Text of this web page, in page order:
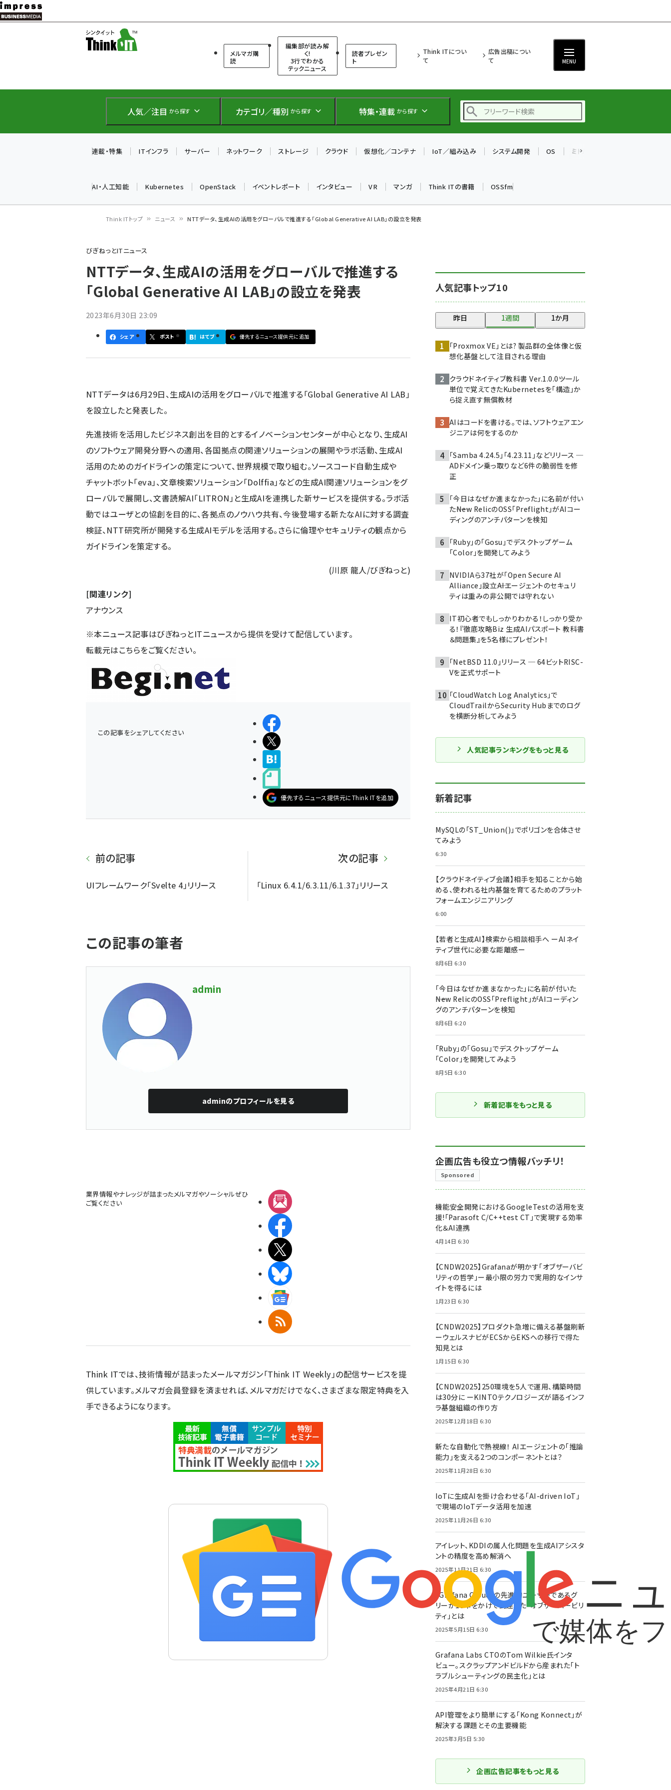
メ
イ
テ
に
メルマガ購
読
編集部が読み解
く!
3行でわかる
テックニュース
読者プレゼン
ト
Think ITについ
て
広告出稿につい
て
MENU
人気／注目 から探す カテゴリ／種別 から探す 特集・連載 から探す
仲間と築いた勝利の絆～
drupal (1947)
genai (1477)
abc123 (1352)
連載・特集 ITインフラ サーバー ネットワーク ストレージ クラウド 仮想化／コンテナ IoT／組み込み システム開発 OS ミドルウェア
AI・人工知能 Kubernetes OpenStack イベントレポート インタビュー VR マンガ Think ITの書籍 OSSfm
ン
く
ず
Think ITトップ ニュース NTTデータ、生成AIの活用をグローバルで推進する「Global Generative AI LAB」の設立を発表
びぎねっとITニュース
NTTデータ、生成AIの活用をグローバルで推進する
「Global Generative AI LAB」の設立を発表
2023年6月30日 23:09
シェア ポスト はてブ 優先するニュース提供元に追加
NTTデータは6月29日、生成AIの活用をグローバルで推進する「Global Generative AI LAB」
を設立したと発表した。
先進技術を活用したビジネス創出を目的とするイノベーションセンターが中心となり、生成AI
のソフトウェア開発分野への適用、各国拠点の関連ソリューションの展開やラボ活動、生成AI
活用のためのガイドラインの策定について、世界規模で取り組む。ソースコード自動生成や
チャットボット「eva」、文章検索ソリューション「Dolffia」などの生成AI関連ソリューションをグ
ローバルで展開し、文書読解AI「LITRON」と生成AIを連携した新サービスを提供する。ラボ活
動ではユーザとの協創を目的に、各拠点のノウハウ共有、今後登場する新たなAIに対する調査
検証、NTT研究所が開発する生成AIモデルを活用する。さらに倫理やセキュリティの観点から
ガイドラインを策定する。
(川原 龍人/びぎねっと)
[関連リンク]
アナウンス
※本ニュース記事はびぎねっとITニュースから提供を受けて配信しています。
転載元はこちらをご覧ください。
この記事をシェアしてください
シェアする
ポストする
優先するニュース提供元にThink ITを追加
前の記事
UIフレームワーク「Svelte 4」リリース
次の記事
「Linux 6.4.1/6.3.11/6.1.37」リリース
この記事の筆者
admin
adminのプロフィールを見る
業界情報やナレッジが詰まったメルマガやソーシャルぜひ
ご覧ください
RSS
Think ITでは、技術情報が詰まったメールマガジン「Think IT Weekly」の配信サービスを提
供しています。メルマガ会員登録を済ませれば、メルマガだけでなく、さまざまな限定特典を入
手できるようになります。
人気記事トップ10
昨日 1週間 1か月
「Proxmox VE」とは? 製品群の全体像と仮
想化基盤として注目される理由
クラウドネイティブ教科書 Ver.1.0.0――ツール
単位で覚えてきたKubernetesを「構造」か
ら捉え直す無償教材
AIはコードを書ける。では、ソフトウェアエン
ジニアは何をするのか
「Samba 4.24.5」「4.23.11」などリリース ─
ADドメイン乗っ取りなど6件の脆弱性を修
正
「今日はなぜか進まなかった」に名前が付い
た――New RelicのOSS「Preflight」がAIコー
ディングのアンチパターンを検知
「Ruby」の「Gosu」でデスクトップゲーム
「Color」を開発してみよう
NVIDIAら37社が「Open Secure AI
Alliance」設立――AIエージェントのセキュリ
ティは重みの非公開では守れない
IT初心者でもしっかりわかる！しっかり受か
る！『徹底攻略Biz 生成AIパスポート 教科書
＆問題集』を5名様にプレゼント！
「NetBSD 11.0」リリース ─ 64ビットRISC-
Vを正式サポート
「CloudWatch Log Analytics」で
CloudTrailからSecurity Hubまでのログ
を横断分析してみよう
人気記事ランキングをもっと見る
新着記事
MySQLの「ST_Union()」でポリゴンを合体させ
てみよう
6:30
【クラウドネイティブ会議】相手を知ることから始
める、使われる社内基盤を育てるためのプラット
フォームエンジニアリング
6:00
【若者と生成AI】検索から相談相手へ ーAIネイ
ティブ世代に必要な距離感ー
8月6日 6:30
「今日はなぜか進まなかった」に名前が付いた
――New RelicのOSS「Preflight」がAIコーディン
グのアンチパターンを検知
8月6日 6:20
「Ruby」の「Gosu」でデスクトップゲーム
「Color」を開発してみよう
8月5日 6:30
新着記事をもっと見る
企画広告も役立つ情報バッチリ！
Sponsored
機能安全開発におけるGoogleTestの活用を支
援!「Parasoft C/C++test CT」で実現する効率
化＆AI連携
4月14日 6:30
【CNDW2025】Grafanaが明かす「オブザーバビ
リティの哲学」ー最小限の労力で実用的なインサ
イトを得るには
1月23日 6:30
【CNDW2025】プロダクト急増に備える基盤刷新
ーウェルスナビがECSからEKSへの移行で得た
知見とは
1月15日 6:30
【CNDW2025】250環境を5人で運用、構築時間
は30分に ーKINTOテクノロジーズが語るインフ
ラ基盤組織の作り方
2025年12月18日 6:30
新たな自動化で熱視線！ AIエージェントの「推論
能力」を支える2つのコンポーネントとは？
2025年11月28日 6:30
IoTに生成AIを掛け合わせる「AI-driven IoT」
で現場のIoTデータ活用を加速
2025年11月26日 6:30
アイレット、KDDIの属人化問題を生成AIアシスタ
ントの精度を高め解消へ
2025年11月21日 6:30
「Grafana Cloud」の先進的ユーザーであるグ
リーが10年をかけて到達した「オブザーバービリ
ティ」とは
2025年5月15日 6:30
Grafana Labs CTOのTom Wilkie氏インタ
ビュー。スクラップアンドビルドから産まれた「ト
ラブルシューティングの民主化」とは
2025年4月21日 6:30
API管理をより簡単にする「Kong Konnect」が
解決する課題とその主要機能
2025年3月5日 5:30
企画広告記事をもっと見る